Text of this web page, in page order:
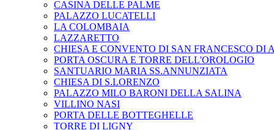
CASINA DELLE PALME
PALAZZO LUCATELLI
LA COLOMBAIA
LAZZARETTO
CHIESA E CONVENTO DI SAN FRANCESCO DI
PORTA OSCURA E TORRE DELL'OROLOGIO
SANTUARIO MARIA SS.ANNUNZIATA
CHIESA DI S.LORENZO
PALAZZO MILO BARONI DELLA SALINA
VILLINO NASI
PORTA DELLE BOTTEGHELLE
TORRE DI LIGNY